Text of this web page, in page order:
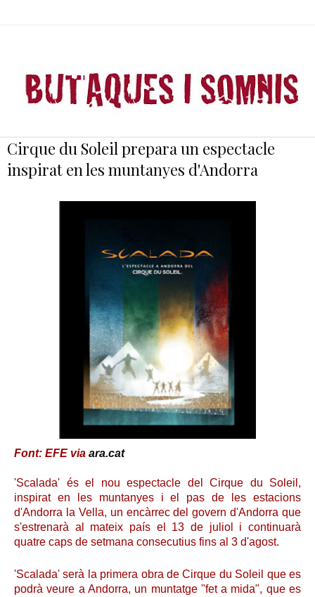
Cirque du Soleil prepara un espectacle
inspirat en les muntanyes d'Andorra
Font: EFE via ara.cat
'Scalada' és el nou espectacle del Cirque du Soleil,
inspirat en les muntanyes i el pas de les estacions
d'Andorra la Vella, un encàrrec del govern d'Andorra que
s'estrenarà al mateix país el 13 de juliol i continuarà
quatre caps de setmana consecutius fins al 3 d'agost.
'Scalada' serà la primera obra de Cirque du Soleil que es
podrà veure a Andorra, un muntatge "fet a mida", que es